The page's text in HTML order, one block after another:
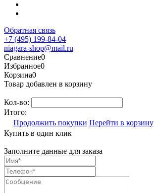
Обратная связь
+7 (495) 199-84-04
niagara-shop@mail.ru
Сравнение0
Избранное0
Корзина0
Товар добавлен в корзину
Кол-во:
Итого:
Продолжить покупки Перейти в корзину
Купить в один клик
Заполните данные для заказа